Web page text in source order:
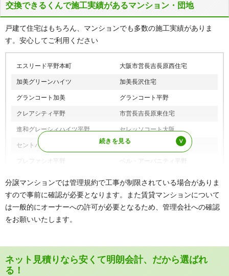
交換できるくんで施工実績があるマンション・団地
戸建て住宅はもちろん、マンションでも多数の施工実績がありま
す。安心してご利用ください
エスリード平野本町 大阪市営長吉長原西住宅
加美グリーンハイツ 加美長沢住宅
グランコート加美 グランコート平野
クレアシティ平野 市営長吉長原東住宅
進和グレーシィハイツ平野 セレッソコート大阪
セントパークス平野公園 プランメゾン平野駅前
プレファシオ平野 ベル・アーバニティ平野
リバーガーデン平野正覚寺 ルイシャトレ平野出戸
レイシアコート平野リバーサイド
分譲マンションでは管理規約で工事が制限されている場合がありま
すので事前に確認が必要となります。また賃貸マンションについて
は一般的にオーナーへの許可が必要となるため、管理会社への確認
をお願いいたします。
ネット見積りなら安くて明朗会計、だから選ばれ
る！